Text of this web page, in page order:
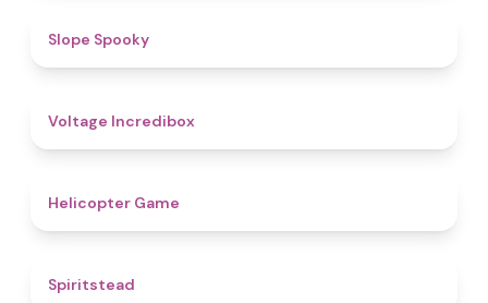
Slope Spooky
Voltage Incredibox
Helicopter Game
Spiritstead